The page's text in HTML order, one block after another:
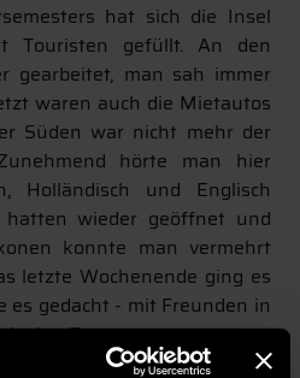
hat sich die Insel
Touristen gefüllt. An den
gearbeitet, man sah immer
waren auch die Mietautos
Süden war nicht mehr der
hörte man hier
Holländisch und Englisch
hatten wieder geöffnet und
konnte man vermehrt
letzte Wochenende ging es
gedacht - mit Freunden in
Resorts.